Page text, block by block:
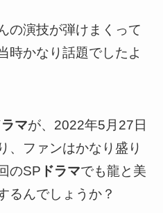
の演技が弾けまくって
時かなり話題でしたよ
ラマが、2022年5月27日
、ファンはかなり盛り
のSP ドラマでも龍と美
るんでしょうか？